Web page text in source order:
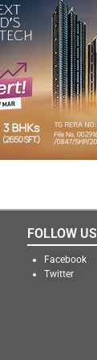
FOLLOW US
Facebook
Twitter